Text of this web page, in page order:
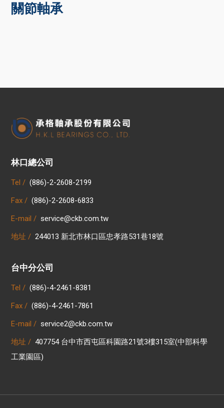
關節軸承
林口總公司
Tel / (886)-2-2608-2199
Fax / (886)-2-2608-6833
E-mail / service@ckb.com.tw
地址 / 244013 新北市林口區忠孝路531巷18號
台中分公司
Tel / (886)-4-2461-8381
Fax / (886)-4-2461-7861
E-mail / service2@ckb.com.tw
地址 / 407754 台中市西屯區科園路21號3樓315室(中部科學
工業園區)